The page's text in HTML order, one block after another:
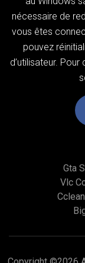
nécessaire de
vous êtes
pouvez
d’utilisateur.
Gta
Vlc